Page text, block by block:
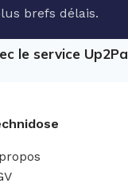
brefs délais.
le service